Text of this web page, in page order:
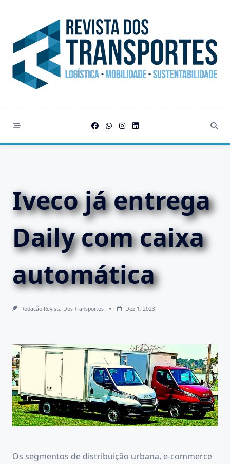
Iveco já entrega
Daily com caixa
automática
Redação Revista Dos Transportes Dez 1, 2023
Os segmentos de distribuição urbana, e-commerce